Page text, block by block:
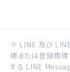
※ LINE 及び
標または登録商
する LINE